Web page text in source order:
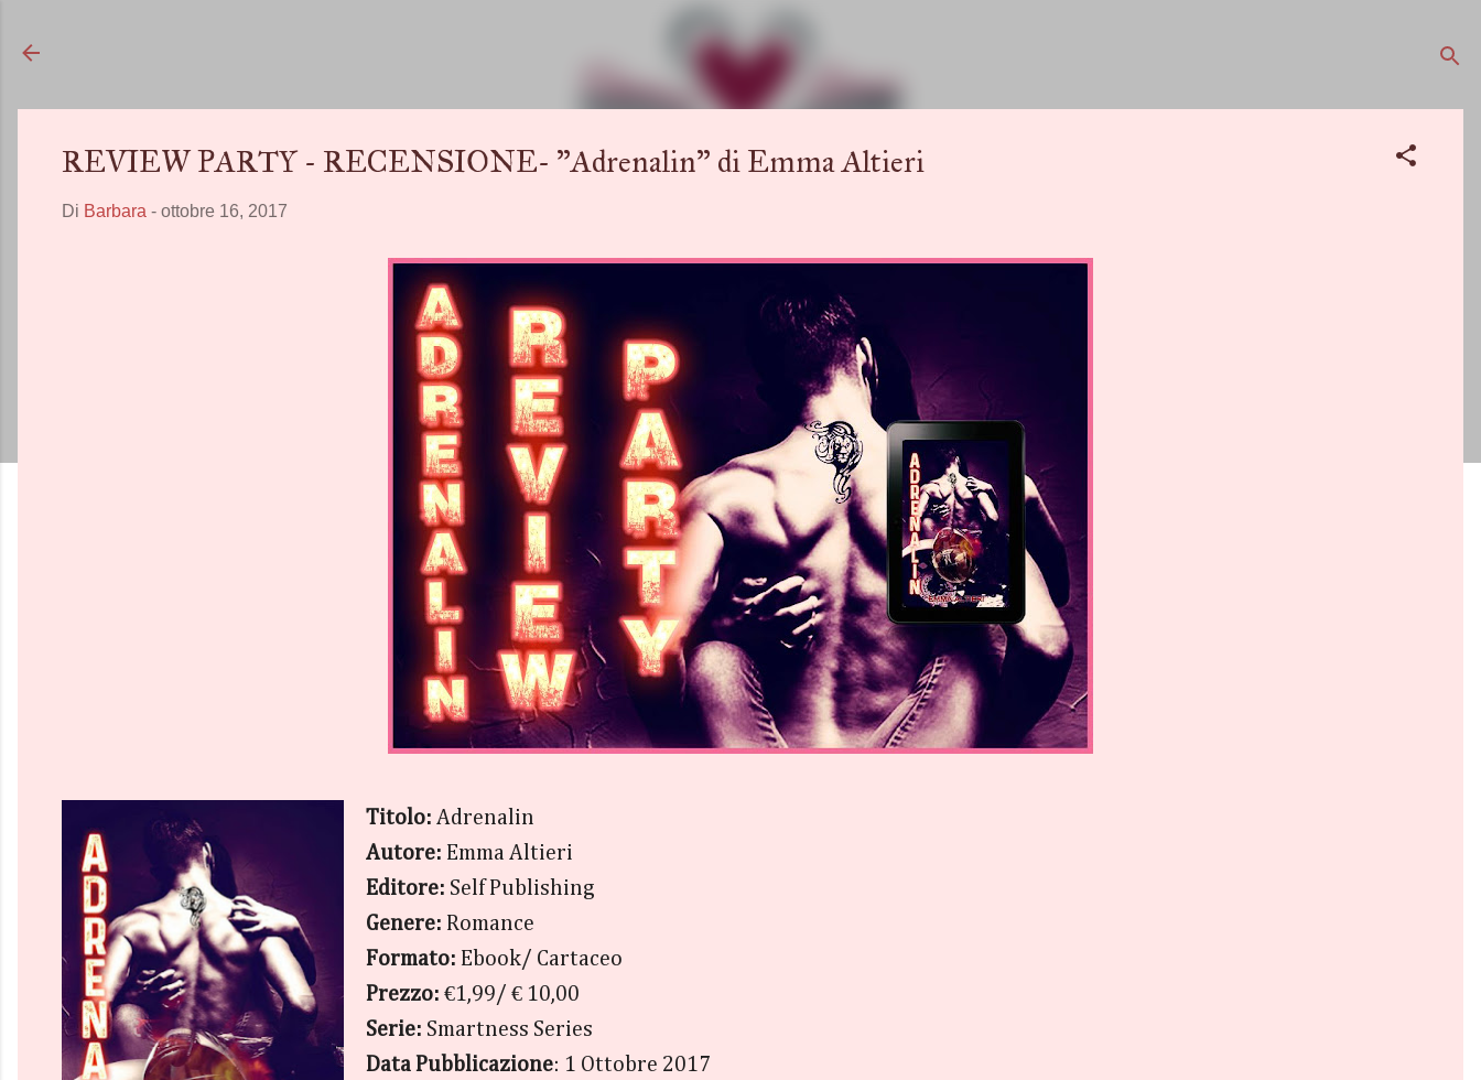
REVIEW PARTY - RECENSIONE- "Adrenalin" di Emma Altieri
Di Barbara - ottobre 16, 2017
Titolo: Adrenalin
Autore: Emma Altieri
Editore: Self Publishing
Genere: Romance
Formato: Ebook/ Cartaceo
Prezzo: €1,99/ € 10,00
Serie: Smartness Series
Data Pubblicazione: 1 Ottobre 2017